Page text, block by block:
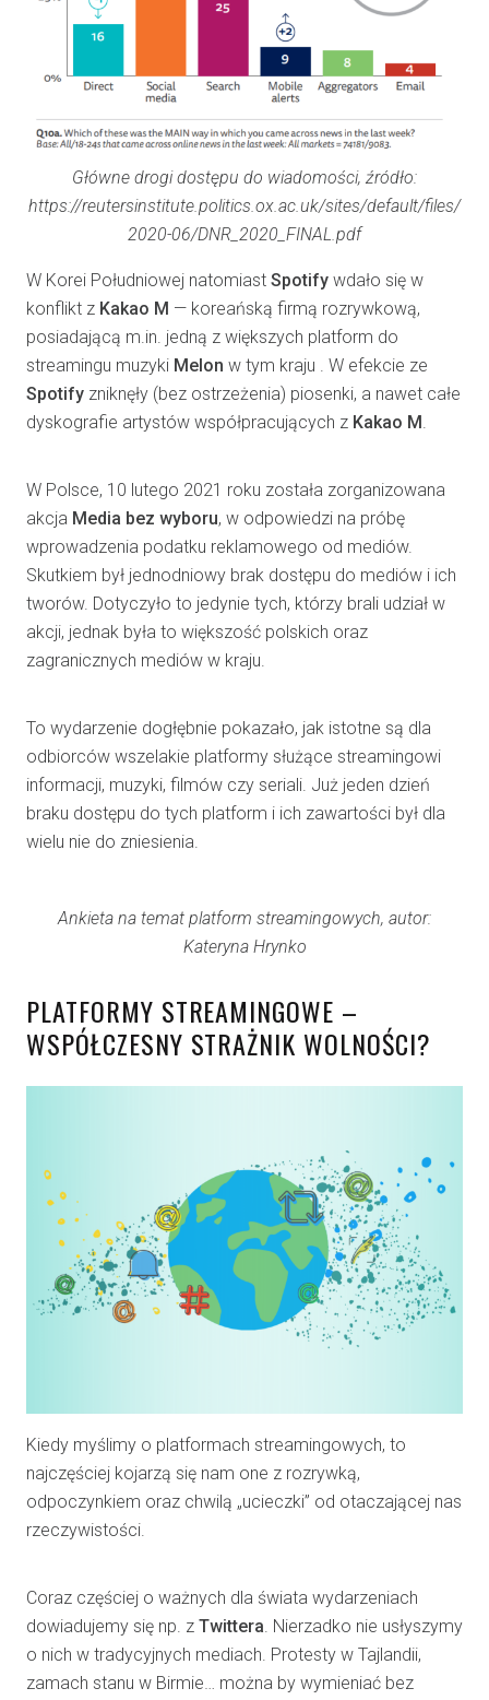
Główne drogi dostępu do wiadomości, źródło:
https://reutersinstitute.politics.ox.ac.uk/sites/default/files/
2020-06/DNR_2020_FINAL.pdf
W Korei Południowej natomiast Spotify wdało się w
konflikt z Kakao M — koreańską firmą rozrywkową,
posiadającą m.in. jedną z większych platform do
streamingu muzyki Melon w tym kraju . W efekcie ze
Spotify zniknęły (bez ostrzeżenia) piosenki, a nawet całe
dyskografie artystów współpracujących z Kakao M .
W Polsce, 10 lutego 2021 roku została zorganizowana
akcja Media bez wyboru, w odpowiedzi na próbę
wprowadzenia podatku reklamowego od mediów.
Skutkiem był jednodniowy brak dostępu do mediów i ich
tworów. Dotyczyło to jedynie tych, którzy brali udział w
akcji, jednak była to większość polskich oraz
zagranicznych mediów w kraju.
To wydarzenie dogłębnie pokazało, jak istotne są dla
odbiorców wszelakie platformy służące streamingowi
informacji, muzyki, filmów czy seriali. Już jeden dzień
braku dostępu do tych platform i ich zawartości był dla
wielu nie do zniesienia.
Ankieta na temat platform streamingowych, autor:
Kateryna Hrynko
PLATFORMY STREAMINGOWE –
WSPÓŁCZESNY STRAŻNIK WOLNOŚCI?
Kiedy myślimy o platformach streamingowych, to
najczęściej kojarzą się nam one z rozrywką,
odpoczynkiem oraz chwilą „ucieczki” od otaczającej nas
rzeczywistości.
Coraz częściej o ważnych dla świata wydarzeniach
dowiadujemy się np. z Twittera. Nierzadko nie usłyszymy
o nich w tradycyjnych mediach. Protesty w Tajlandii,
zamach stanu w Birmie… można by wymieniać bez